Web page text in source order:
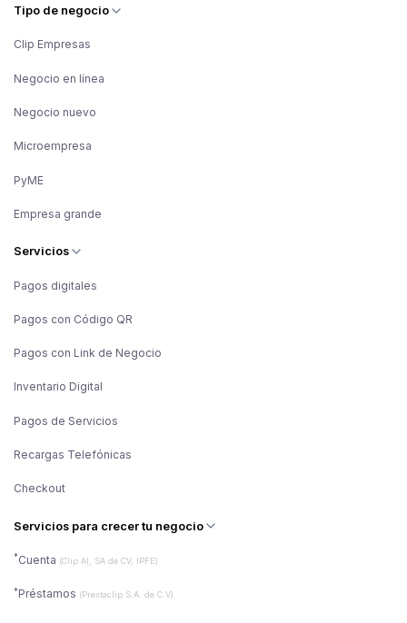
Servicios
Pagos digitales
Pagos con Código QR
Pagos con Link de Negocio
Inventario Digital
Pagos de Servicios
Recargas Telefónicas
Checkout
Servicios para crecer tu negocio
*Cuenta (Clip AI, SA de CV, IPFE)
*Préstamos (Prestaclip S.A. de C.V)
Tipo de negocio
Clip Empresas
Negocio en línea
Negocio nuevo
Microempresa
PyME
Empresa grande